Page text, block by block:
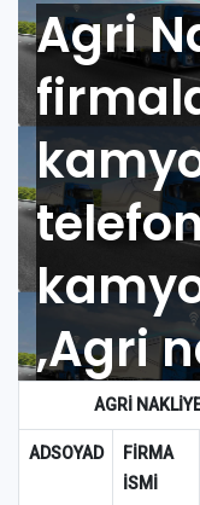
Agri
,Agri
AGRI
ADSOYAD
FİRMA
İSMİ